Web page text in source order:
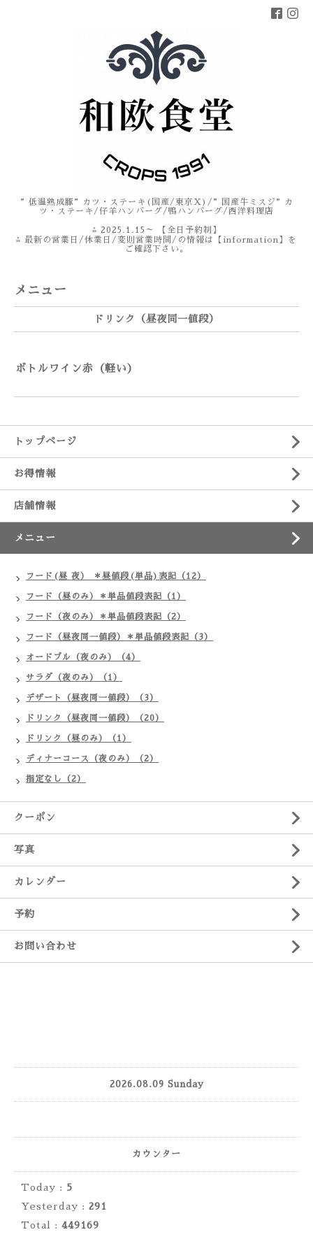
”低温熟成豚”カツ・ステーキ(国産/東京X)/”国産牛ミスジ”カ
ツ・ステーキ/仔羊ハンバーグ/鴨ハンバーグ/西洋料理店
⁂ 2025.1.15～ 【全日予約制】
⁂ 最新の営業日/休業日/変則営業時間/の情報は【information】を
ご確認下さい。
メニュー
ドリンク（昼夜同一値段）
ボトルワイン赤（軽い）
トップページ
お得情報
店舗情報
メニュー
フード(昼 夜） ＊昼値段(単品)表記（12）
フード（昼のみ）＊単品値段表記（1）
フード（夜のみ）＊単品値段表記（2）
フード（昼夜同一値段）＊単品値段表記（3）
オードブル（夜のみ）（4）
サラダ（夜のみ）（1）
デザート（昼夜同一値段）（3）
ドリンク（昼夜同一値段）（20）
ドリンク（昼のみ）（1）
ディナーコース（夜のみ）（2）
指定なし（2）
クーポン
写真
カレンダー
予約
お問い合わせ
2026.08.09 Sunday
カウンター
Today : 5
Yesterday : 291
Total : 449169